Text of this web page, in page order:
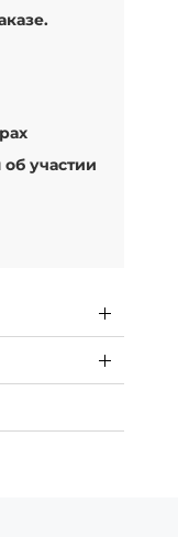
участии